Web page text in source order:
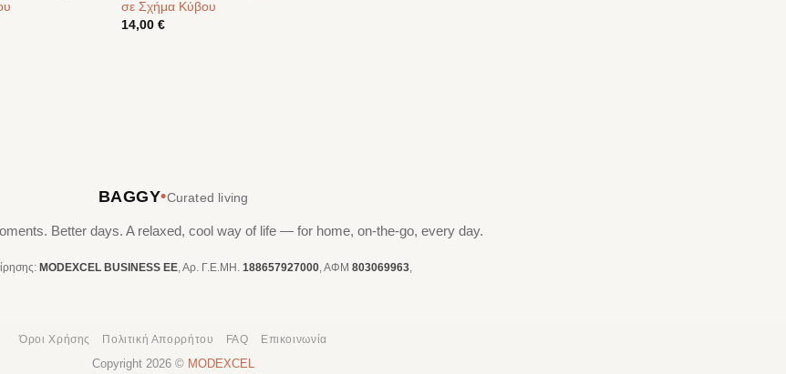
σε Σχήμα Κύβου
14,00 €
BAGGY•Curated living
Better days. A relaxed, cool way of life — for home, on-the-go, every day.
MODEXCEL BUSINESS ΕΕ, Αρ. Γ.Ε.ΜΗ. 188657927000, ΑΦΜ 803069963,
Όροι Χρήσης Πολιτική Απορρήτου FAQ
Επικοινωνία
Copyright 2026 © MODEXCEL